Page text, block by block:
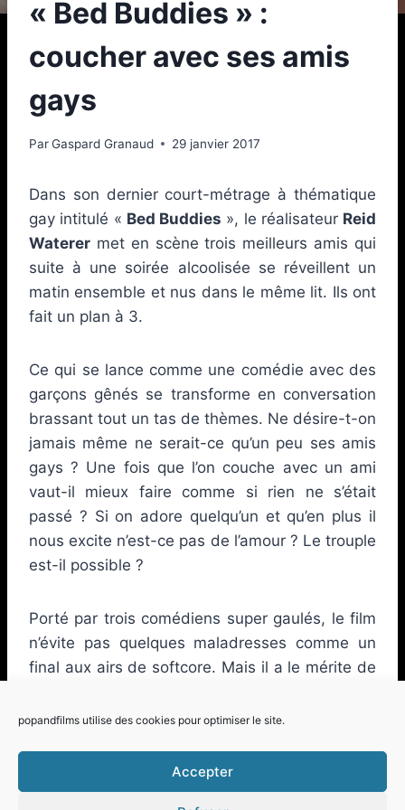
popandfilms utilise des cookies pour optimiser le site.
Accepter
« Bed Buddies » :
coucher avec ses amis
gays
ParGaspard Granaud 29 janvier 2017
Dans son dernier court-métrage à thématique
gay intitulé « Bed Buddies », le réalisateur Reid
Waterer met en scène trois meilleurs amis qui
suite à une soirée alcoolisée se réveillent un
matin ensemble et nus dans le même lit. Ils ont
fait un plan à 3.
Ce qui se lance comme une comédie avec des
garçons gênés se transforme en conversation
brassant tout un tas de thèmes. Ne désire-t-on
jamais même ne serait-ce qu’un peu ses amis
gays ? Une fois que l’on couche avec un ami
vaut-il mieux faire comme si rien ne s’était
passé ? Si on adore quelqu’un et qu’en plus il
nous excite n’est-ce pas de l’amour ? Le trouple
est-il possible ?
Porté par trois comédiens super gaulés, le film
n’évite pas quelques maladresses comme un
final aux airs de softcore. Mais il a le mérite de
un vrai bonbon pour les yeux.